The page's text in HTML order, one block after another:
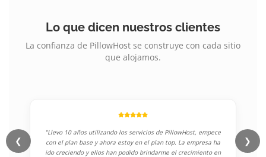
Lo que dicen nuestros clientes
La confianza de PillowHost se construye con cada sitio
que alojamos.
"Llevo 10 años utilizando los servicios de PillowHost, empece
con el plan base y ahora estoy en el plan top. La empresa ha
ido creciendo y ellos han podido brindarme el crecimiento en
❮ ❯